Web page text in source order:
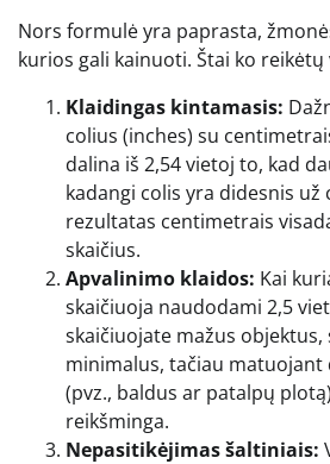
Nors formulė yra paprasta,
kurios gali kainuoti. Štai ko reikėtų
Klaidingas kintamasis:
colius (inches) su
dalina iš 2,54 vietoj to, kad
kadangi colis yra didesnis už
rezultatas centimetrais
skaičius.
Apvalinimo klaidos: Kai
skaičiuoja naudodami 2,5
skaičiuojate mažus
minimalus, tačiau matuojant
(pvz., baldus ar patalpų
reikšminga.
Nepasitikėjimas šaltiniais: